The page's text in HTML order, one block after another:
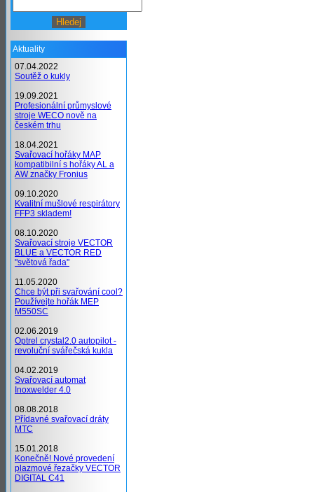
Aktuality
07.04.2022
Soutěž o kukly
19.09.2021
Profesionální průmyslové
stroje WECO nově na
českém trhu
18.04.2021
Svařovací hořáky MAP
kompatibilní s hořáky AL a
AW značky Fronius
09.10.2020
Kvalitní mušlové respirátory
FFP3 skladem!
08.10.2020
Svařovací stroje VECTOR
BLUE a VECTOR RED
"světová řada"
11.05.2020
Chce být při svařování cool?
Používejte hořák MEP
M550SC
02.06.2019
Optrel crystal2.0 autopilot -
revoluční svářečská kukla
04.02.2019
Svařovací automat
Inoxwelder 4.0
08.08.2018
Přídavné svařovací dráty
MTC
15.01.2018
Konečně! Nové provedení
plazmové řezačky VECTOR
DIGITAL C41